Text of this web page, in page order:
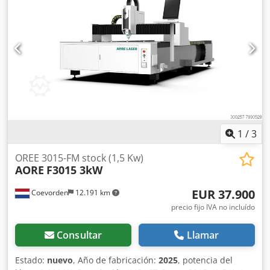
mm, Banda de prensado / banda de tamiz Tolva de
entrada de pulpa, bandejas de recogida de jugo Cilindro
neumático para tensado de la banda, control neumático,
tubería Limpieza de la banda mediante rodillo de cepillo
giratorio y cuchilla rascadora de banda; Bomba de pulpa
tipo: AMP 580, bomba de tornillo excéntrico de diseño
compacto Instalación de prensado con APEX 1600 Para la
extracción secundaria de orujos Superficie ocupada: 3.500
1 /3
Coevorden 12.191 km
OREE 3015-FM stock (1,5 Kw)
AORE F3015 3kW
EUR 37.900
precio fijo IVA no incluído
Consultar Llamar
Estado: nuevo, Año de fabricación: 2025, potencia del